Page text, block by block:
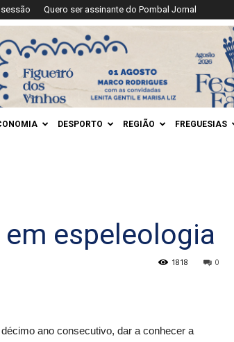
Quero ser assinante do Pombal Jornal
DESPORTO REGIÃO FREGUESIAS
em espeleologia
0
1818
ano consecutivo, dar a conhecer a